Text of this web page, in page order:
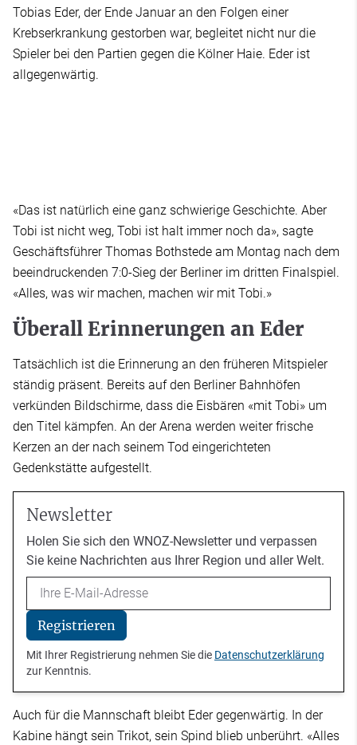
Tobias Eder, der Ende Januar an den Folgen einer
Krebserkrankung gestorben war, begleitet nicht nur die
Spieler bei den Partien gegen die Kölner Haie. Eder ist
allgegenwärtig.
«Das ist natürlich eine ganz schwierige Geschichte. Aber
Tobi ist nicht weg, Tobi ist halt immer noch da», sagte
Geschäftsführer Thomas Bothstede am Montag nach dem
beeindruckenden 7:0-Sieg der Berliner im dritten Finalspiel.
«Alles, was wir machen, machen wir mit Tobi.»
Überall Erinnerungen an Eder
Tatsächlich ist die Erinnerung an den früheren Mitspieler
ständig präsent. Bereits auf den Berliner Bahnhöfen
verkünden Bildschirme, dass die Eisbären «mit Tobi» um
den Titel kämpfen. An der Arena werden weiter frische
Kerzen an der nach seinem Tod eingerichteten
Gedenkstätte aufgestellt.
Newsletter
Holen Sie sich den WNOZ-Newsletter und verpassen
Sie keine Nachrichten aus Ihrer Region und aller Welt.
Email
Registrieren
Mit Ihrer Registrierung nehmen Sie die Datenschutzerklärung
zur Kenntnis.
Auch für die Mannschaft bleibt Eder gegenwärtig. In der
Kabine hängt sein Trikot, sein Spind blieb unberührt. «Alles